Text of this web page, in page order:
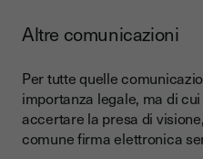
Altre comunicazioni
Per tutte quelle
importanza legale, ma di
accertare la presa di
comune firma elettronica